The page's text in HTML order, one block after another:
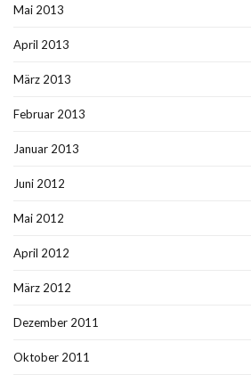
Mai 2013
April 2013
März 2013
Februar 2013
Januar 2013
Juni 2012
Mai 2012
April 2012
März 2012
Dezember 2011
Oktober 2011